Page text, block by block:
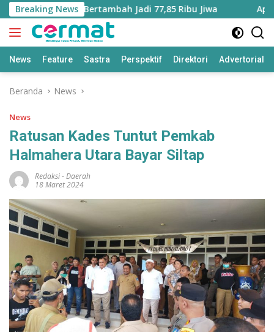
Langsung
ke
konten
Breaking News
Utara Bertambah Jadi 77,85 Ribu Jiwa
News Feature Sastra Perspektif Direktori Advertorial
Beranda News
News
Ratusan Kades Tuntut Pemkab
Halmahera Utara Bayar Siltap
Redaksi-Daerah
18 Maret 2024